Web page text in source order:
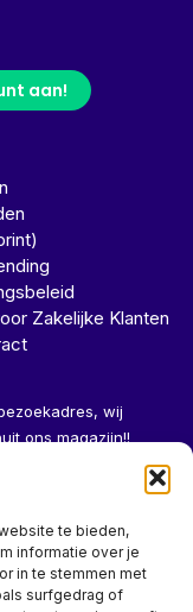
te bieden,
informatie over je
in te stemmen met
surfgedrag of
aan!
Zakelijke Klanten
wij
ons magazijn!!
→